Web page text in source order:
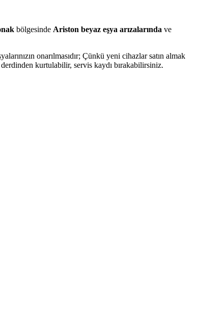
bölgesinde Ariston beyaz eşya arızalarında ve
onarılmasıdır; Çünkü yeni cihazlar satın almak
kurtulabilir, servis kaydı bırakabilirsiniz.